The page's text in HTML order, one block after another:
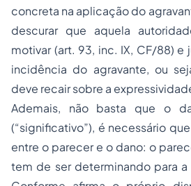
concreta na aplicação do
descurar que aquela
motivar (art. 93, inc. IX, CF/88) e
incidência do agravante, ou
deve recair sobre a
Ademais, não basta que o
(“significativo”), é necessário
entre o parecer e o dano: o
tem de ser determinando para